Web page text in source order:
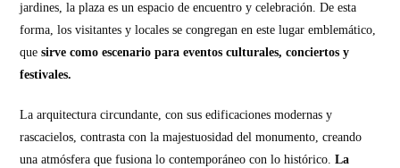
jardines, la plaza es un espacio de encuentro y celebración. De esta
forma, los visitantes y locales se congregan en este lugar emblemático,
quesirve como escenario para eventos culturales, conciertos y
festivales.
La arquitectura circundante, con sus edificaciones modernas y
rascacielos, contrasta con la majestuosidad del monumento, creando
una atmósfera que fusiona lo contemporáneo con lo histórico.La